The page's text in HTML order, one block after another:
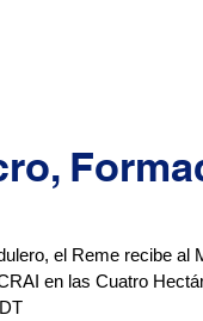
el Reme recibe al
en las Cuatro